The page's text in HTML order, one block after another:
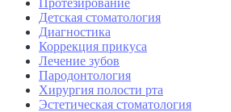
Детская стоматология
Диагностика
Коррекция прикуса
Лечение зубов
Пародонтология
Хирургия полости рта
Эстетическая стоматология